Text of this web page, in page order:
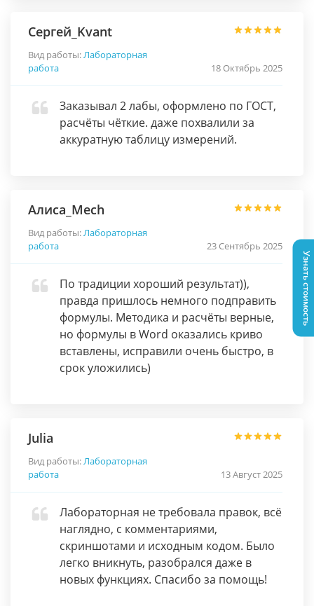
Сергей_Kvant
Вид работы:Лабораторная
работа
18 Октябрь 2025
Заказывал 2 лабы, оформлено по ГОСТ,
расчёты чёткие. даже похвалили за
аккуратную таблицу измерений.
Алиса_Mech
Вид работы:Лабораторная
работа
23 Сентябрь 2025
По традиции хороший результат)),
правда пришлось немного подправить
формулы. Методика и расчёты верные,
но формулы в Word оказались криво
вставлены, исправили очень быстро, в
срок уложились)
Julia
Вид работы:Лабораторная
работа
13 Август 2025
Лабораторная не требовала правок, всё
наглядно, с комментариями,
скриншотами и исходным кодом. Было
легко вникнуть, разобрался даже в
новых функциях. Спасибо за помощь!
Узнать стоимость